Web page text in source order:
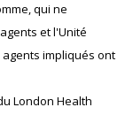
qui ne
et l'Unité
impliqués ont
London Health